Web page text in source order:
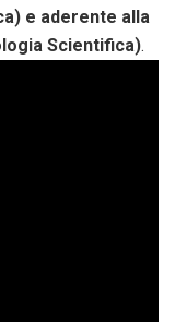
e aderente alla
Scientifica).